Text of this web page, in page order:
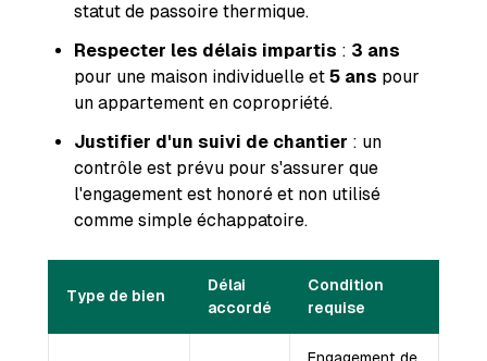
statut de passoire thermique.
Respecter les délais impartis : 3 ans
pour une maison individuelle et 5 ans pour
un appartement en copropriété.
Justifier d'un suivi de chantier : un
contrôle est prévu pour s'assurer que
l'engagement est honoré et non utilisé
comme simple échappatoire.
Type de bien
Délai
accordé
Condition
requise